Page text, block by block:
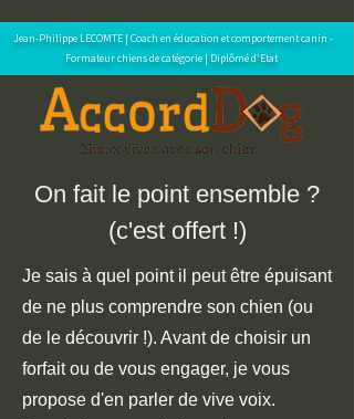
Jean-Philippe LECOMTE | Coach en éducation et comportement canin -
Formateur chiens de catégorie | Diplômé d'Etat
On fait le point ensemble ?
(c'est offert !)
Je sais à quel point il peut être épuisant
de ne plus comprendre son chien (ou
de le découvrir !). Avant de choisir un
forfait ou de vous engager, je vous
propose d'en parler de vive voix.